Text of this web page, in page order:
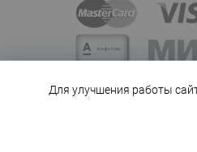
Для улучшения работы